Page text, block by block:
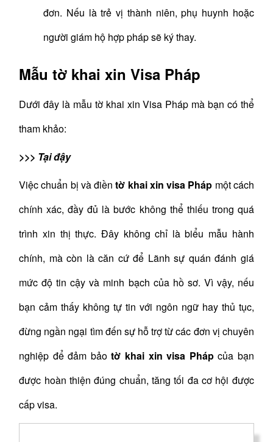
đơn. Nếu là trẻ vị thành niên, phụ huynh hoặc
người giám hộ hợp pháp sẽ ký thay.
Mẫu tờ khai xin Visa Pháp
Dưới đây là mẫu tờ khai xin Visa Pháp mà bạn có thể
tham khảo:
>>> Tại đậy
Việc chuẩn bị và điềntờ khai xin visa Pháp một cách
chính xác, đầy đủ là bước không thể thiếu trong quá
trình xin thị thực. Đây không chỉ là biểu mẫu hành
chính, mà còn là căn cứ để Lãnh sự quán đánh giá
mức độ tin cậy và minh bạch của hồ sơ. Vì vậy, nếu
bạn cảm thấy không tự tin với ngôn ngữ hay thủ tục,
đừng ngần ngại tìm đến sự hỗ trợ từ các đơn vị chuyên
nghiệp để đảm bảotờ khai xin visa Phápcủa bạn
được hoàn thiện đúng chuẩn, tăng tối đa cơ hội được
cấp visa.